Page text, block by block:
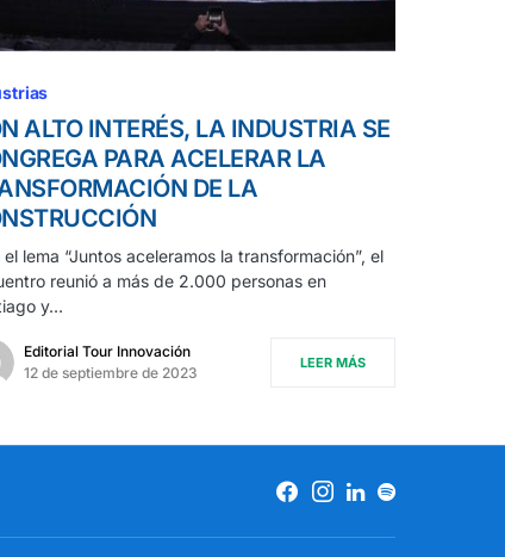
ALTO INTERÉS, LA INDUSTRIA SE
PARA ACELERAR LA
DE LA
el lema “Juntos aceleramos la transformación”, el
reunió a más de 2.000 personas en
y…
Editorial Tour Innovación
12 de septiembre de 2023
LEER MÁS